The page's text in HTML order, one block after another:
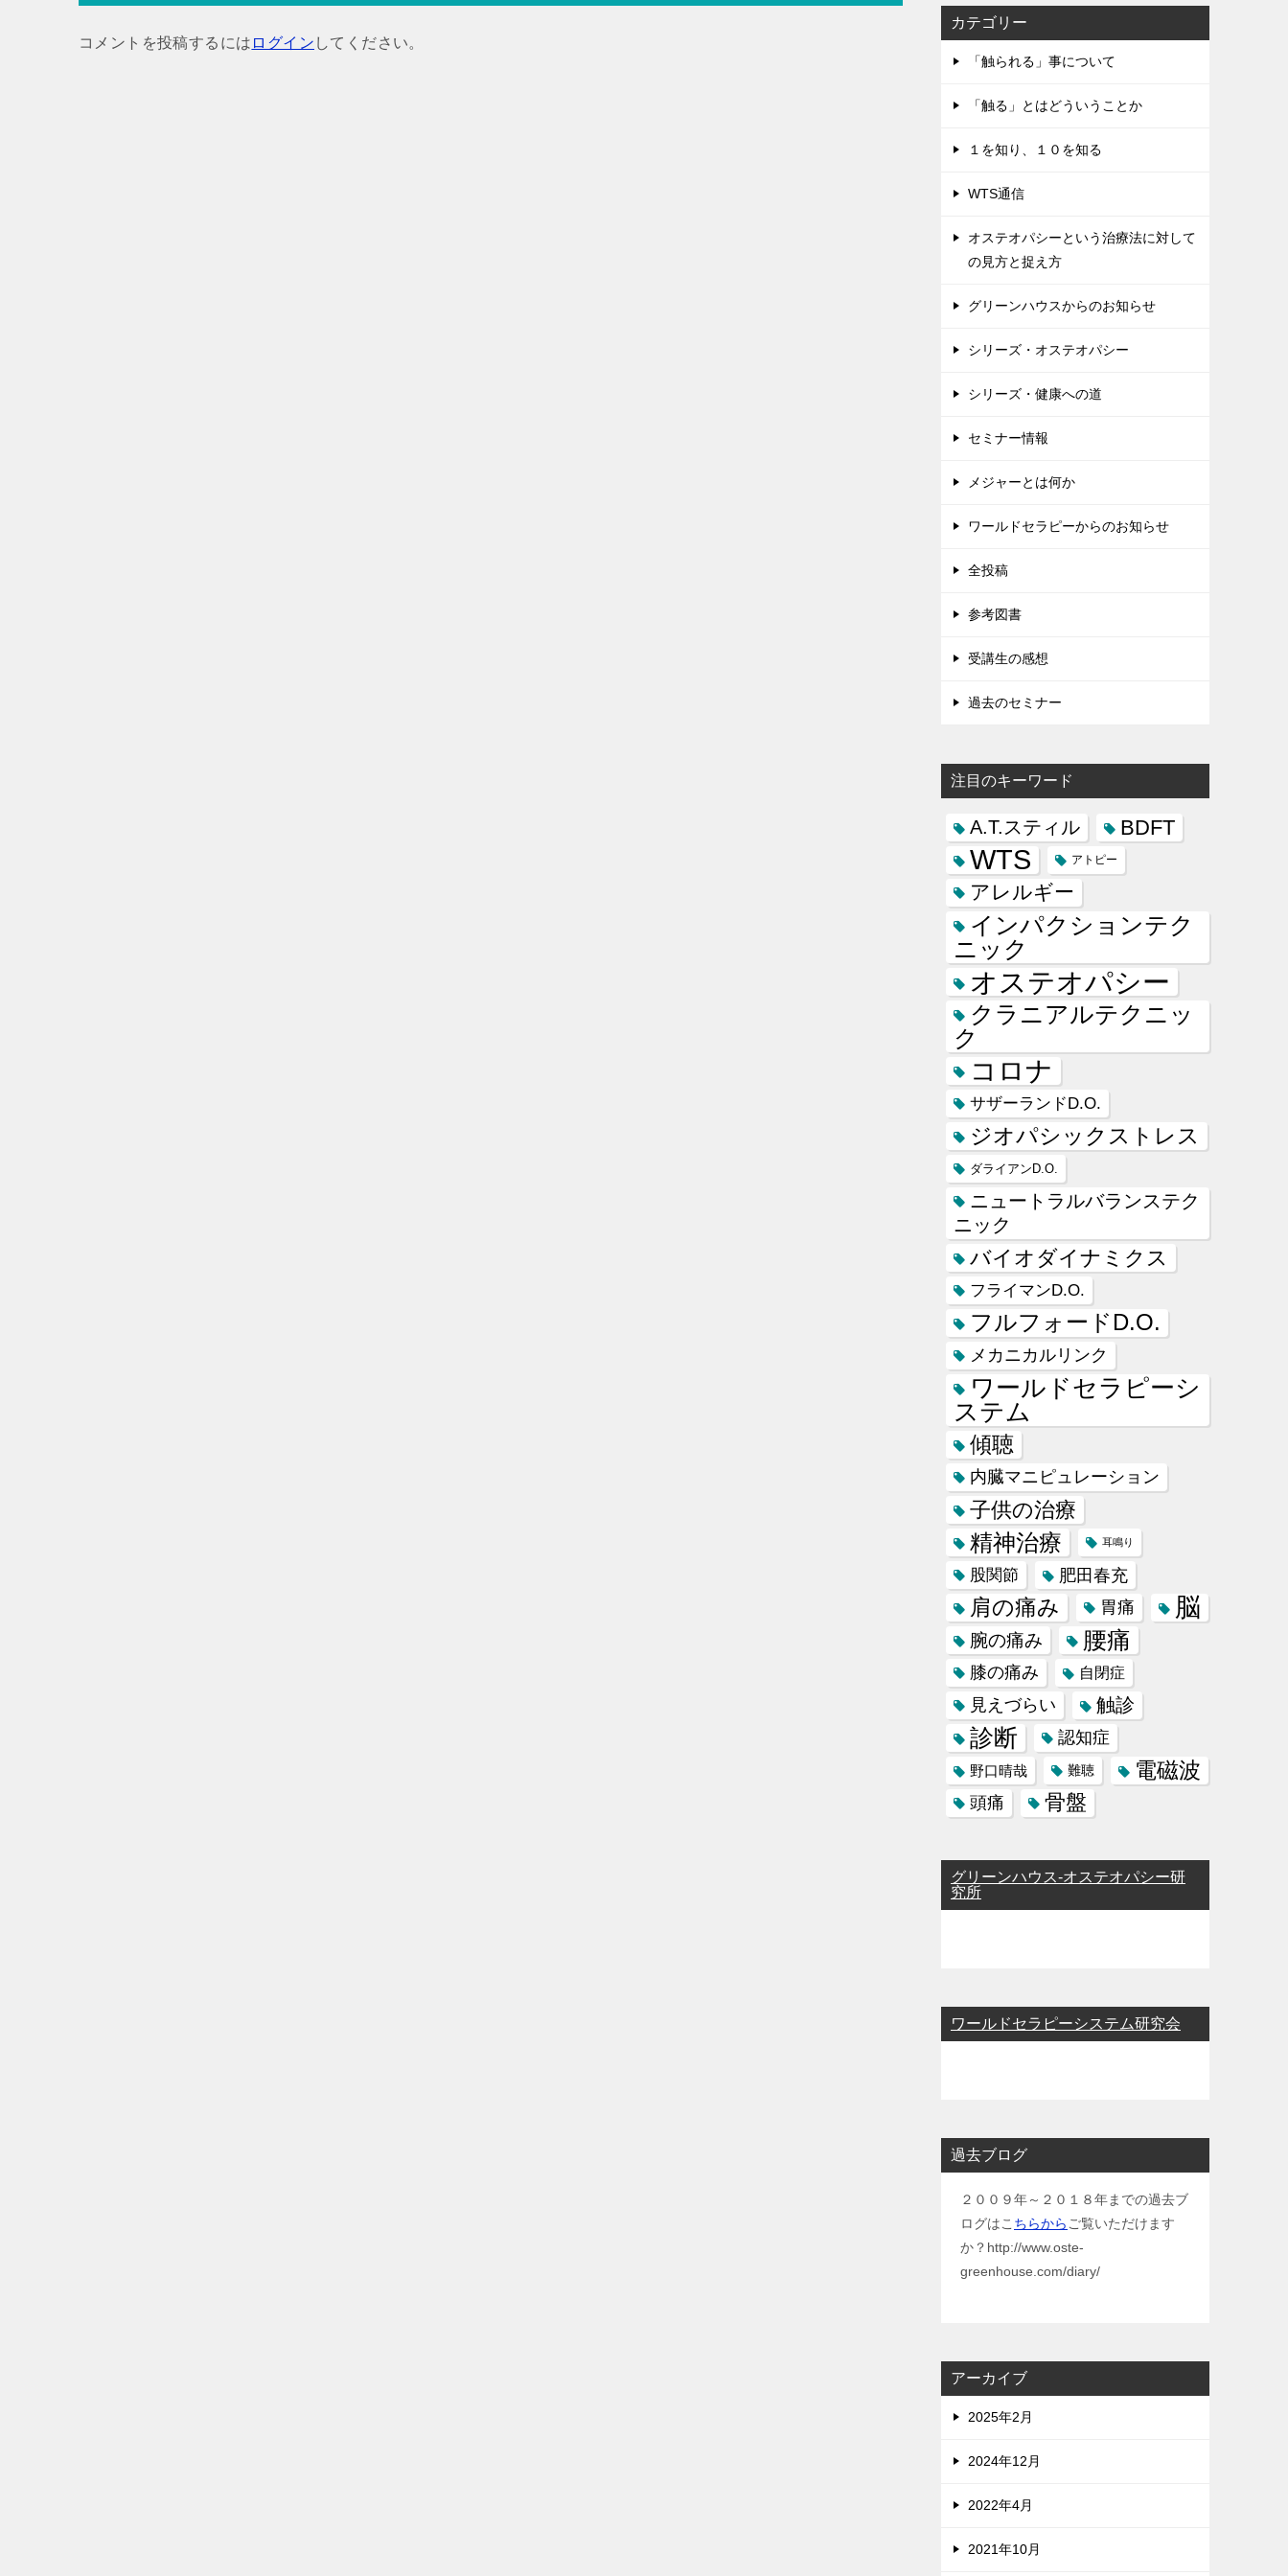
ー
コメントを投稿するには ログイン してください。
カテゴリー
「触られる」事について
「触る」とはどういうことか
１を知り、１０を知る
WTS通信
オステオパシーという治療法に対して
の見方と捉え方
グリーンハウスからのお知らせ
シリーズ・オステオパシー
シリーズ・健康への道
セミナー情報
メジャーとは何か
ワールドセラピーからのお知らせ
全投稿
参考図書
受講生の感想
過去のセミナー
注目のキーワード
A.T.スティル BDFT
WTS アトピー
アレルギー
インパクションテク
ニック
オステオパシー
クラニアルテクニッ
ク
コロナ
サザーランドD.O.
ジオパシックストレス
ダライアンD.O.
ニュートラルバランステク
ニック
バイオダイナミクス
フライマンD.O.
フルフォードD.O.
メカニカルリンク
ワールドセラピーシ
ステム
傾聴
内臓マニピュレーション
子供の治療
精神治療 耳鳴り
股関節 肥田春充
肩の痛み 胃痛 脳
腕の痛み 腰痛
膝の痛み 自閉症
見えづらい 触診
診断 認知症
野口晴哉 難聴 電磁波
頭痛 骨盤
グリーンハウス-オステオパシー研
究所
ワールドセラピーシステム研究会
過去ブログ
２００９年～２０１８年までの過去ブ
ログはこ ちらから ご覧いただけます
か？http://www.oste-
greenhouse.com/diary/
アーカイブ
2025年2月
2024年12月
2022年4月
2021年10月